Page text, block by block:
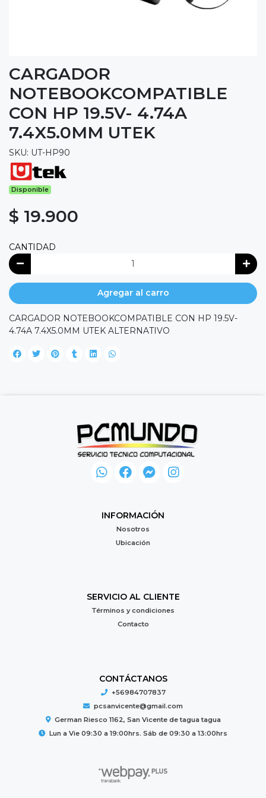
CARGADOR
NOTEBOOKCOMPATIBLE
CON HP 19.5V- 4.74A
7.4X5.0MM UTEK
SKU: UT-HP90
Disponible
$ 19.900
CANTIDAD
Agregar al carro
CARGADOR NOTEBOOKCOMPATIBLE CON HP 19.5V-
4.74A 7.4X5.0MM UTEK ALTERNATIVO
INFORMACIÓN
Nosotros
Ubicación
SERVICIO AL CLIENTE
Términos y condiciones
Contacto
CONTÁCTANOS
+56984707837
pcsanvicente@gmail.com
German Riesco 1162, San Vicente de tagua tagua
Lun a Vie 09:30 a 19:00hrs. Sáb de 09:30 a 13:00hrs